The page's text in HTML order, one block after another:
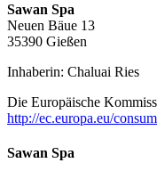
Sawan Spa
Neuen Bäue 13
35390 Gießen
Inhaberin: Chaluai Ries
Die Europäische
http://ec.europa.eu/
Sawan Spa